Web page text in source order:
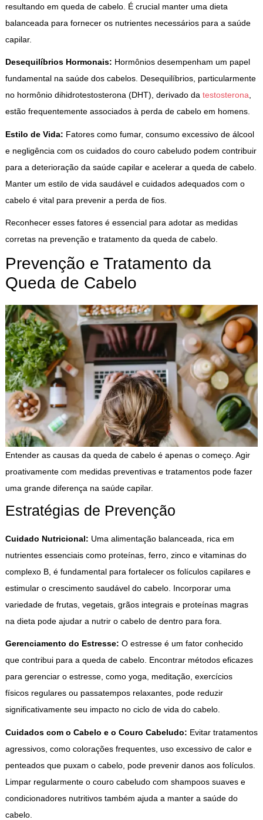
resultando em queda de cabelo. É crucial manter uma dieta
balanceada para fornecer os nutrientes necessários para a saúde
capilar.
Desequilíbrios Hormonais: Hormônios desempenham um papel
fundamental na saúde dos cabelos. Desequilíbrios, particularmente
no hormônio dihidrotestosterona (DHT), derivado da testosterona,
estão frequentemente associados à perda de cabelo em homens.
Estilo de Vida: Fatores como fumar, consumo excessivo de álcool
e negligência com os cuidados do couro cabeludo podem contribuir
para a deterioração da saúde capilar e acelerar a queda de cabelo.
Manter um estilo de vida saudável e cuidados adequados com o
cabelo é vital para prevenir a perda de fios.
Reconhecer esses fatores é essencial para adotar as medidas
corretas na prevenção e tratamento da queda de cabelo.
Prevenção e Tratamento da
Queda de Cabelo
Entender as causas da queda de cabelo é apenas o começo. Agir
proativamente com medidas preventivas e tratamentos pode fazer
uma grande diferença na saúde capilar.
Estratégias de Prevenção
Cuidado Nutricional: Uma alimentação balanceada, rica em
nutrientes essenciais como proteínas, ferro, zinco e vitaminas do
complexo B, é fundamental para fortalecer os folículos capilares e
estimular o crescimento saudável do cabelo. Incorporar uma
variedade de frutas, vegetais, grãos integrais e proteínas magras
na dieta pode ajudar a nutrir o cabelo de dentro para fora.
Gerenciamento do Estresse: O estresse é um fator conhecido
que contribui para a queda de cabelo. Encontrar métodos eficazes
para gerenciar o estresse, como yoga, meditação, exercícios
físicos regulares ou passatempos relaxantes, pode reduzir
significativamente seu impacto no ciclo de vida do cabelo.
Cuidados com o Cabelo e o Couro Cabeludo: Evitar tratamentos
agressivos, como colorações frequentes, uso excessivo de calor e
penteados que puxam o cabelo, pode prevenir danos aos folículos.
Limpar regularmente o couro cabeludo com shampoos suaves e
condicionadores nutritivos também ajuda a manter a saúde do
cabelo.